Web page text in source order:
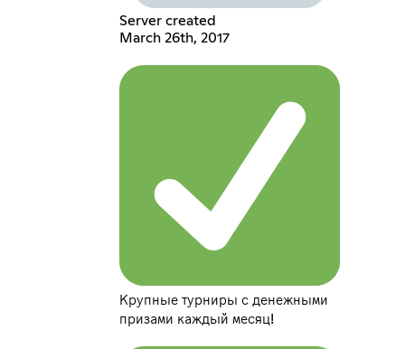
Server created
March 26th, 2017
Крупные турниры с денежными
призами каждый месяц!